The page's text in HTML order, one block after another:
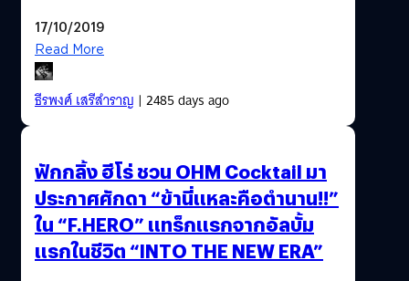
17/10/2019
Read More
ธีรพงศ์ เสรีสำราญ | 2485 days ago
ฟักกลิ้ง ฮีโร่ ชวน OHM Cocktail มา
ประกาศศักดา “ข้านี่แหละคือตำนาน!!”
ใน “F.HERO” แทร็กแรกจากอัลบั้ม
แรกในชีวิต “INTO THE NEW ERA”